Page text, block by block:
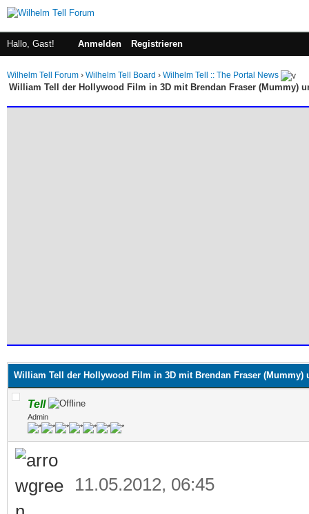
Hallo, Gast! Anmelden Registrieren
Wilhelm Tell Forum › Wilhelm Tell Board › Wilhelm Tell :: The Portal News
William Tell der Hollywood Film in 3D mit Brendan Fraser (Mummy)
William Tell der Hollywood Film in 3D mit Brendan Fraser (Mummy)
Tell
Admin
11.05.2012, 06:45